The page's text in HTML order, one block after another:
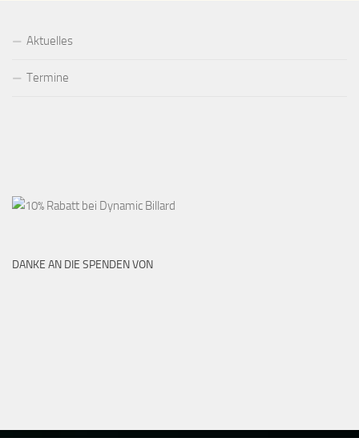
Aktuelles
Termine
DANKE AN DIE SPENDEN VON